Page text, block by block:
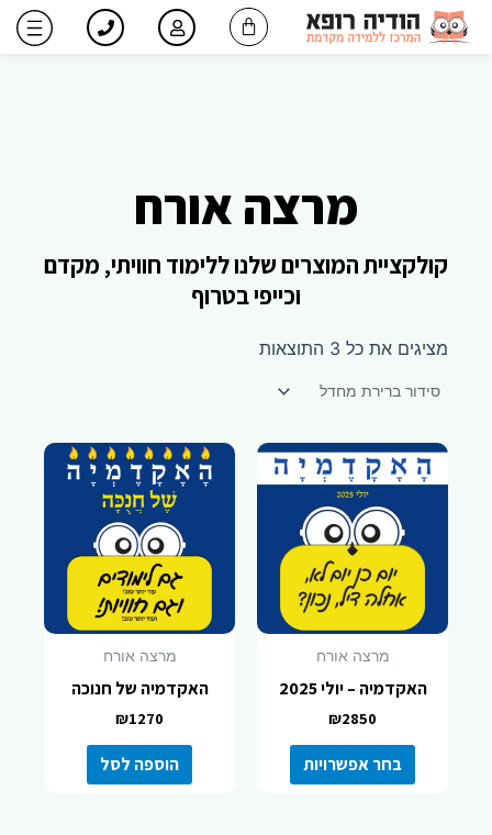
דילוג
לתוכן
עגלת
קניות
מרצה אורח
קולקציית המוצרים שלנו ללימוד חוויתי, מקדם
וכייפי בטרוף
מציגים את כל ⁦3⁩ התוצאות
מרצה אורח
האקדמיה – יולי 2025
₪2850
בחר אפשרויות
למוצר
זה
סוגים.
לבחור
האפשרויות
המוצר
מרצה אורח
האקדמיה של חנוכה
₪1270
הוספה לסל